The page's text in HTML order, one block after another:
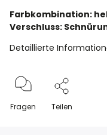
Farbkombination:
Verschluss:
Detaillierte
Fragen Teilen